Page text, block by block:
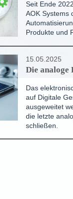
Seit Ende
AOK Systems
Produkte und
15.05.2025
Die analoge
Das
auf Digitale
ausgeweitet
die letzte
schließen.